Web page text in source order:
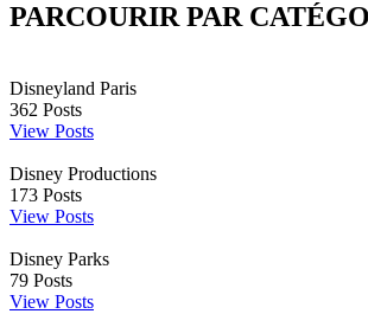
PARCOURIR PAR
Disneyland Paris
362 Posts
View Posts
Disney Productions
173 Posts
View Posts
Disney Parks
79 Posts
View Posts